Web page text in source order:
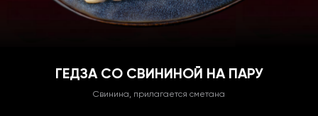
ГЕДЗА СО СВИНИНОЙ НА ПАРУ
Свинина, прилагается сметана